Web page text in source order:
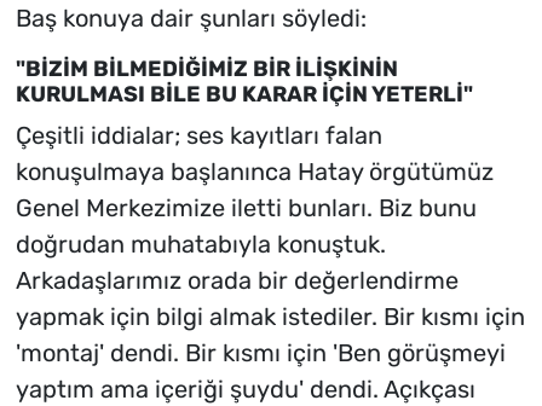
Baş konuya dair şunları söyledi:
"BİZİM BİLMEDİĞİMİZ BİR İLİŞKİNİN
KURULMASI BİLE BU KARAR İÇİN YETERLİ"
Çeşitli iddialar; ses kayıtları falan
konuşulmaya başlanınca Hatay örgütümüz
Genel Merkezimize iletti bunları. Biz bunu
doğrudan muhatabıyla konuştuk.
Arkadaşlarımız orada bir değerlendirme
yapmak için bilgi almak istediler. Bir kısmı için
'montaj' dendi. Bir kısmı için 'Ben görüşmeyi
yaptım ama içeriği şuydu' dendi. Açıkçası